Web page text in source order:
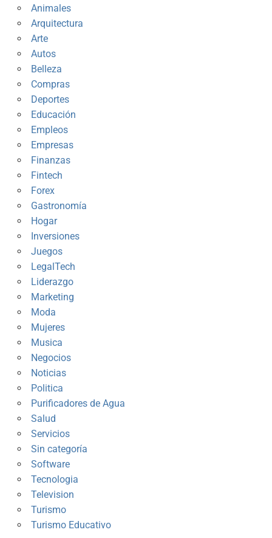
Animales
Arquitectura
Arte
Autos
Belleza
Compras
Deportes
Educación
Empleos
Empresas
Finanzas
Fintech
Forex
Gastronomía
Hogar
Inversiones
Juegos
LegalTech
Liderazgo
Marketing
Moda
Mujeres
Musica
Negocios
Noticias
Politica
Purificadores de Agua
Salud
Servicios
Sin categoría
Software
Tecnologia
Television
Turismo
Turismo Educativo